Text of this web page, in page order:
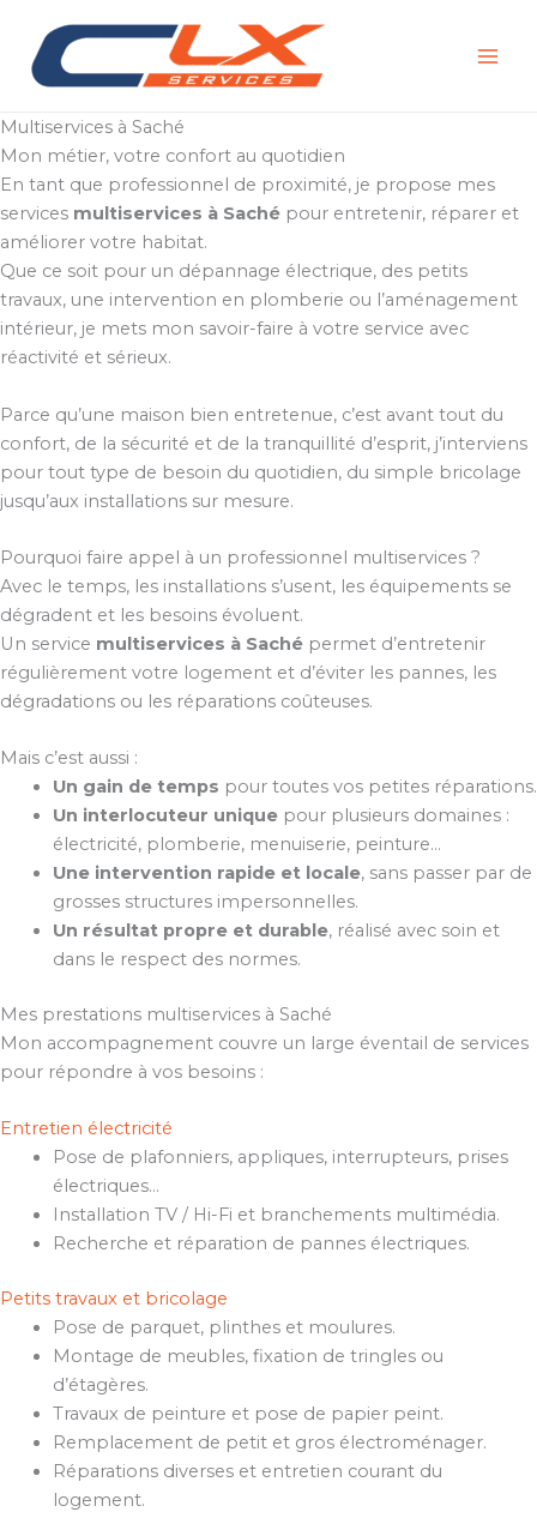
contenu
Multiservices à Saché
Mon métier, votre confort au quotidien
En tant que professionnel de proximité, je propose mes
services multiservices à Saché pour entretenir, réparer et
améliorer votre habitat.
Que ce soit pour un dépannage électrique, des petits
travaux, une intervention en plomberie ou l’aménagement
intérieur, je mets mon savoir-faire à votre service avec
réactivité et sérieux.
Parce qu’une maison bien entretenue, c’est avant tout du
confort, de la sécurité et de la tranquillité d’esprit, j’interviens
pour tout type de besoin du quotidien, du simple bricolage
jusqu’aux installations sur mesure.
Pourquoi faire appel à un professionnel multiservices ?
Avec le temps, les installations s’usent, les équipements se
dégradent et les besoins évoluent.
Un service multiservices à Saché permet d’entretenir
régulièrement votre logement et d’éviter les pannes, les
dégradations ou les réparations coûteuses.
Mais c’est aussi :
Un gain de temps pour toutes vos petites réparations.
Un interlocuteur uniquepour plusieurs domaines :
électricité, plomberie, menuiserie, peinture…
Une intervention rapide et locale, sans passer par de
grosses structures impersonnelles.
Un résultat propre et durable, réalisé avec soin et
dans le respect des normes.
Mes prestations multiservices à Saché
Mon accompagnement couvre un large éventail de services
pour répondre à vos besoins :
Entretien électricité
Pose de plafonniers, appliques, interrupteurs, prises
électriques…
Installation TV / Hi-Fi et branchements multimédia.
Recherche et réparation de pannes électriques.
Petits travaux et bricolage
Pose de parquet, plinthes et moulures.
Montage de meubles, fixation de tringles ou
d’étagères.
Travaux de peinture et pose de papier peint.
Remplacement de petit et gros électroménager.
Réparations diverses et entretien courant du
logement.